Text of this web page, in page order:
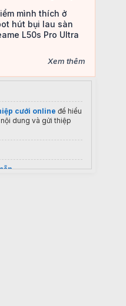
mình thích ở
hút bụi lau sàn
L50s Pro Ultra
Xem thêm
cưới online để hiểu
dung và gửi thiệp